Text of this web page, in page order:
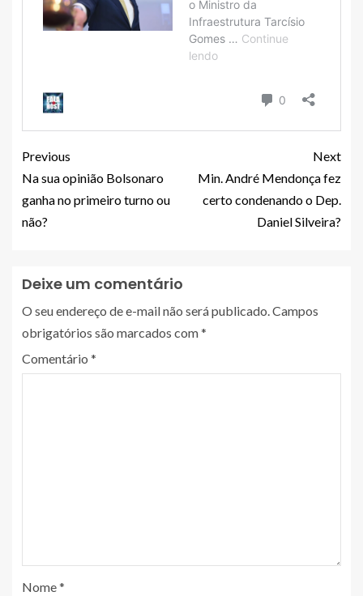
Previous
Na sua opinião Bolsonaro
ganha no primeiro turno ou
não?
Next
Min. André Mendonça fez
certo condenando o Dep.
Daniel Silveira?
Deixe um comentário
O seu endereço de e-mail não será publicado.Campos
obrigatórios são marcados com*
Comentário *
Nome*